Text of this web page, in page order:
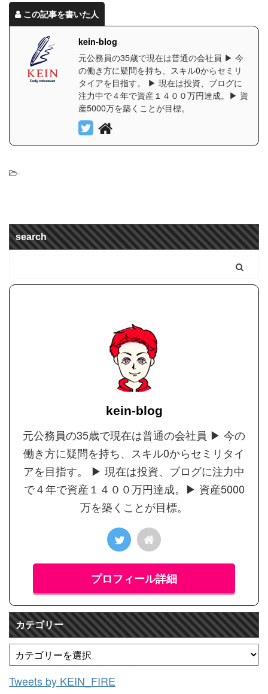
この記事を書いた人
kein-blog
元公務員の35歳で現在は普通の会社員 ▶︎ 今
の働き方に疑問を持ち、スキル0からセミリ
タイアを目指す。 ▶︎ 現在は投資、ブログに
注力中で４年で資産１４００万円達成。▶︎ 資
産5000万を築くことが目標。
-
search
kein-blog
元公務員の35歳で現在は普通の会社員 ▶︎ 今の
働き方に疑問を持ち、スキル0からセミリタイ
アを目指す。 ▶︎ 現在は投資、ブログに注力中
で４年で資産１４００万円達成。▶︎ 資産5000
万を築くことが目標。
プロフィール詳細
カテゴリー
Tweets by KEIN_FIRE